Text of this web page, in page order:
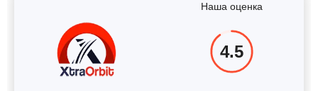
Наша оценка
4.5